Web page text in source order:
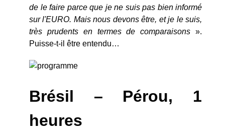
de le faire parce que je ne suis pas bien informé
sur l'EURO. Mais nous devons être, et je le suis,
très prudents en termes de comparaisons ».
Puisse-t-il être entendu…
Brésil – Pérou, 1
heures